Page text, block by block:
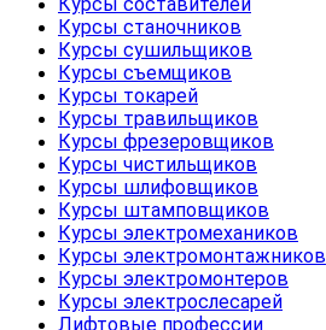
Курсы станочников
Курсы сушильщиков
Курсы съемщиков
Курсы токарей
Курсы травильщиков
Курсы фрезеровщиков
Курсы чистильщиков
Курсы шлифовщиков
Курсы штамповщиков
Курсы электромехаников
Курсы электромонтажников
Курсы электромонтеров
Курсы электрослесарей
Лифтовые профессии